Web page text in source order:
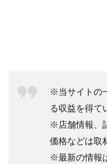
※当サイトの
る収益を得て
※店舗情報、
価格などは取
※最新の情報